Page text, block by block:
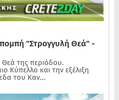
"Στρογγυλή Θεά" -
Θεά της περιόδου.
Κύπελλο και την εξέλιξη
του Καν...